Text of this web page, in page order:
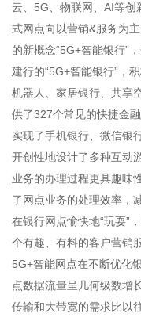
云、5G、物联网、AI等创
式网点向以营销&服务为
的新概念“5G+智能银行”
建行的“5G+智能银行”，
机器人、家居银行、共享
供了327个常见的快捷金
实现了手机银行、微信银
开创性地设计了多种互动
业务的办理过程更具趣味
了网点业务的处理效率，
在银行网点愉快地“玩耍”
个有趣、有料的客户营销
5G+智能网点在不断优化
点数据流量呈几何级数增
传输和大带宽的需求比以